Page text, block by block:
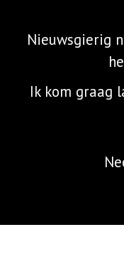
Nieuwsgierig
Ik kom graag